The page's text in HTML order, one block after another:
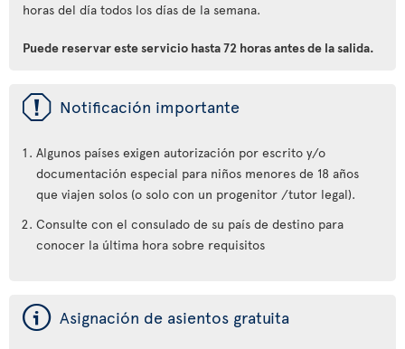
horas del día todos los días de la semana.
Puede reservar este servicio hasta 72 horas antes de la salida.
ü Notificación importante
Algunos países exigen autorización por escrito y/o
documentación especial para niños menores de 18 años
que viajen solos (o solo con un progenitor /tutor legal).
Consulte con el consulado de su país de destino para
conocer la última hora sobre requisitos
ý Asignación de asientos gratuita